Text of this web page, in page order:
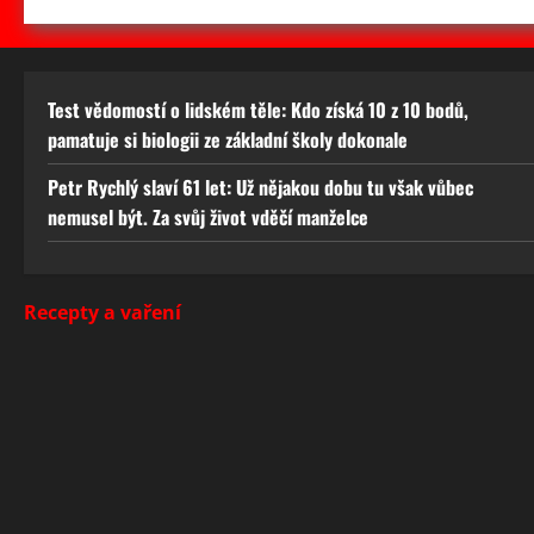
Test vědomostí o lidském těle: Kdo získá 10 z 10 bodů,
pamatuje si biologii ze základní školy dokonale
Petr Rychlý slaví 61 let: Už nějakou dobu tu však vůbec
nemusel být. Za svůj život vděčí manželce
Recepty a vaření